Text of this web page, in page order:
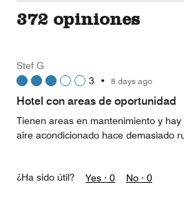
372 opiniones
Stef G
3 • 8 days ago
Hotel con areas de oportunidad
Tienen areas en mantenimiento y
aire acondicionado hace demasiado
¿Ha sido útil? Yes · 0 No · 0